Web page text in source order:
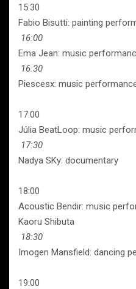
15:30
Fabio Bisutti: painting
16:00
Ema Jean: music
16:30
Piescesx: music
17:00
Júlia BeatLoop: music
17:30
Nadya SKy: documentary
18:00
Acoustic Bendir: music
Kaoru Shibuta
18:30
Imogen Mansfield: dancing
19:00